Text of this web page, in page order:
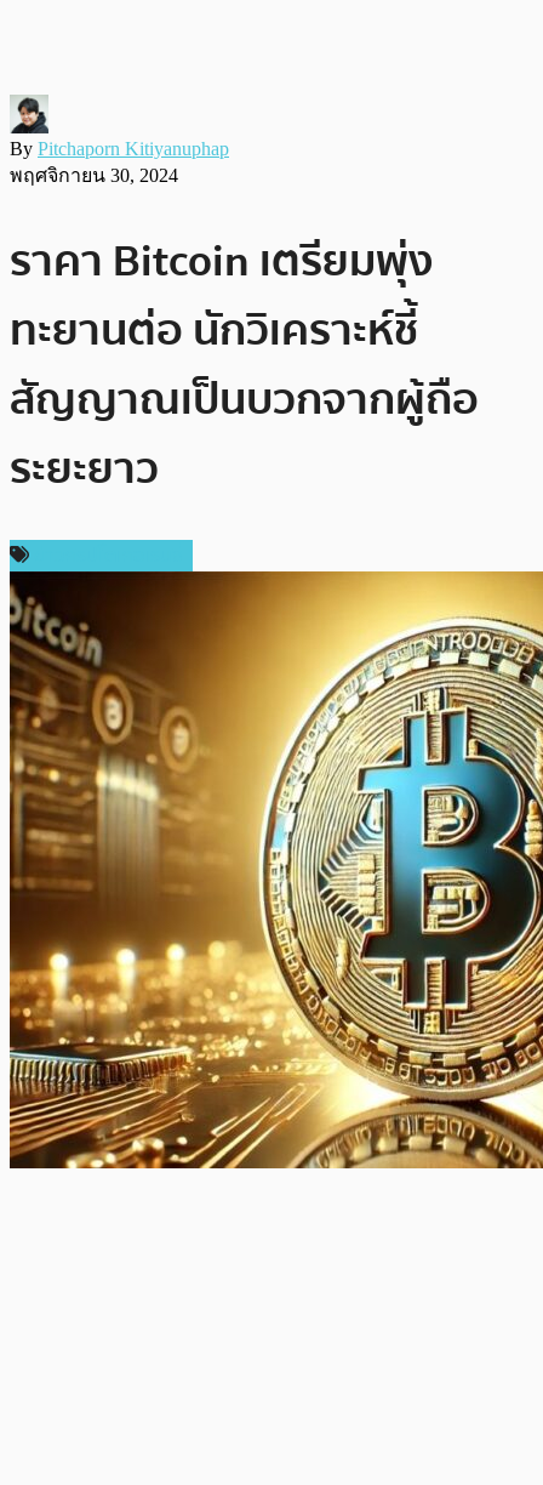
By Pitchaporn Kitiyanuphap
พฤศจิกายน 30, 2024
ราคา Bitcoin เตรียมพุ่ง
ทะยานต่อ นักวิเคราะห์ชี้
สัญญาณเป็นบวกจากผู้ถือ
ระยะยาว